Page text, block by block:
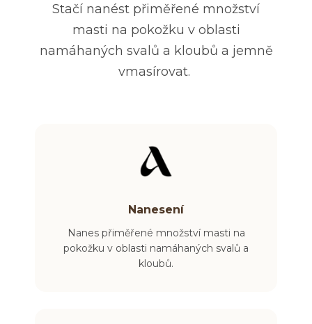
Stačí nanést přiměřené množství
masti na pokožku v oblasti
namáhaných svalů a kloubů a jemně
vmasírovat.
Nanesení
Nanes přiměřené množství masti na
pokožku v oblasti namáhaných svalů a
kloubů.